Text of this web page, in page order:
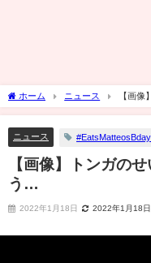
ホーム ニュース 【画
ニュース
【画像】トンガの
う…
2022年1月18日 2022年1月18日